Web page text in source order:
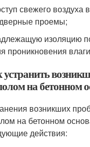
свежего
проемы;
изоляцию
проникновения
на бетонном
возникших
на бетонном
действия: